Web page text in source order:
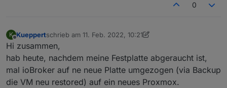
0
K Kueppertschrieb am 11. Feb. 2022, 10:21
zuletzt editiert von Kueppert2. Nov. 2022, 11:30
Hi zusammen,
hab heute, nachdem meine Festplatte abgeraucht ist,
mal ioBroker auf ne neue Platte umgezogen (via Backup
die VM neu restored) auf ein neues Proxmox.